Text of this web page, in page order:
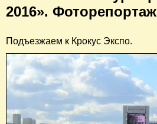
2016». Фоторепортаж
Подъезжаем к Крокус Экспо.